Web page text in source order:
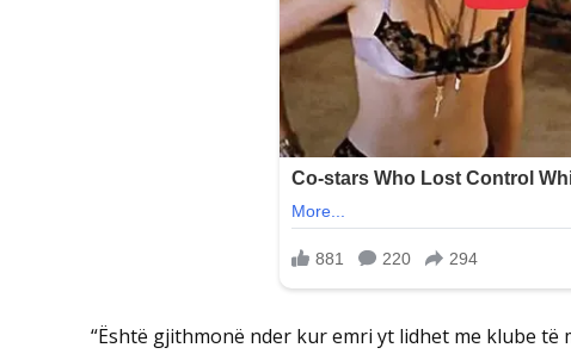
“Është gjithmonë nder kur emri yt lidhet me klube të